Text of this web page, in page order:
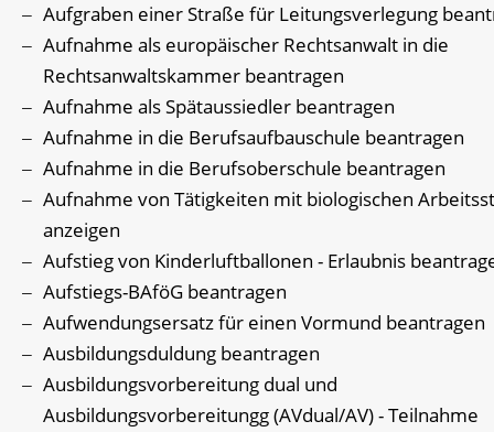
Aufgraben einer Straße für Leitungsverlegung
Aufnahme als europäischer Rechtsanwalt in die
Rechtsanwaltskammer beantragen
Aufnahme als Spätaussiedler beantragen
Aufnahme in die Berufsaufbauschule beantragen
Aufnahme in die Berufsoberschule beantragen
Aufnahme von Tätigkeiten mit biologischen
anzeigen
Aufstieg von Kinderluftballonen - Erlaubnis
Aufstiegs-BAföG beantragen
Aufwendungsersatz für einen Vormund beantragen
Ausbildungsduldung beantragen
Ausbildungsvorbereitung dual und
Ausbildungsvorbereitungg (AVdual/AV) - Teilnahme